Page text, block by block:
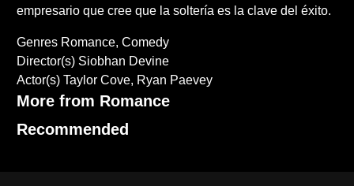
empresario que cree que la soltería es la clave del éxito.
Genres Romance Comedy
Director(s) Siobhan Devine
Actor(s) Taylor Cove Ryan Paevey
More from Romance
Recommended